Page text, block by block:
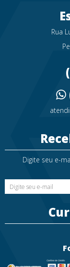
Rua
Digite seu e-